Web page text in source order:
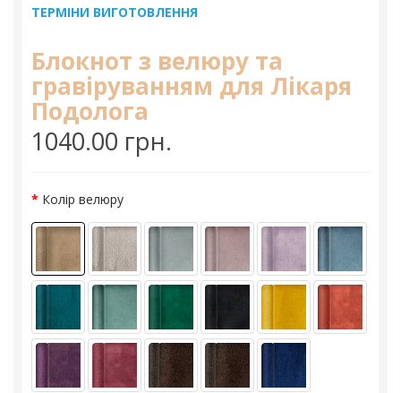
ТЕРМІНИ ВИГОТОВЛЕННЯ
Блокнот з велюру та
гравіруванням для Лікаря
Подолога
1040.00 грн.
Колір велюру